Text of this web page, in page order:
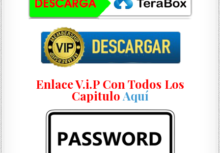
Enlace V.i.P Con Todos Los
CapituloAquí